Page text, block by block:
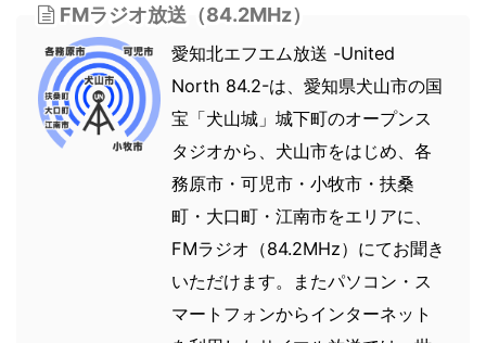
FMラジオ放送（84.2MHz）
愛知北エフエム放送 -United
North 84.2-は、愛知県犬山市の国
宝「犬山城」城下町のオープンス
タジオから、犬山市をはじめ、各
務原市・可児市・小牧市・扶桑
町・大口町・江南市をエリアに、
FMラジオ（84.2MHz）にてお聞き
いただけます。またパソコン・ス
マートフォンからインターネット